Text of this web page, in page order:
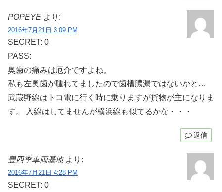
POPEYE より:
2016年7月21日 3:09 PM
SECRET: 0
PASS:
奥歯の痛みは厄介ですよね。
私も左奥歯が腫れてましたので歯槽膿漏ではないかと…
武蔵野線はトコ電に行く時に乗りますが貨物が主になりま
す。 入線はしてませんが横浜線も似てるかな・・・
返信
豊四季車両基地 より:
2016年7月21日 4:28 PM
SECRET: 0